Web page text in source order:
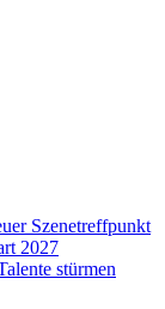
Szenetreffpunkt
2027
stürmen